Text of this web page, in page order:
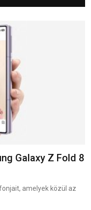
Galaxy Z Fold 8
amelyek közül az